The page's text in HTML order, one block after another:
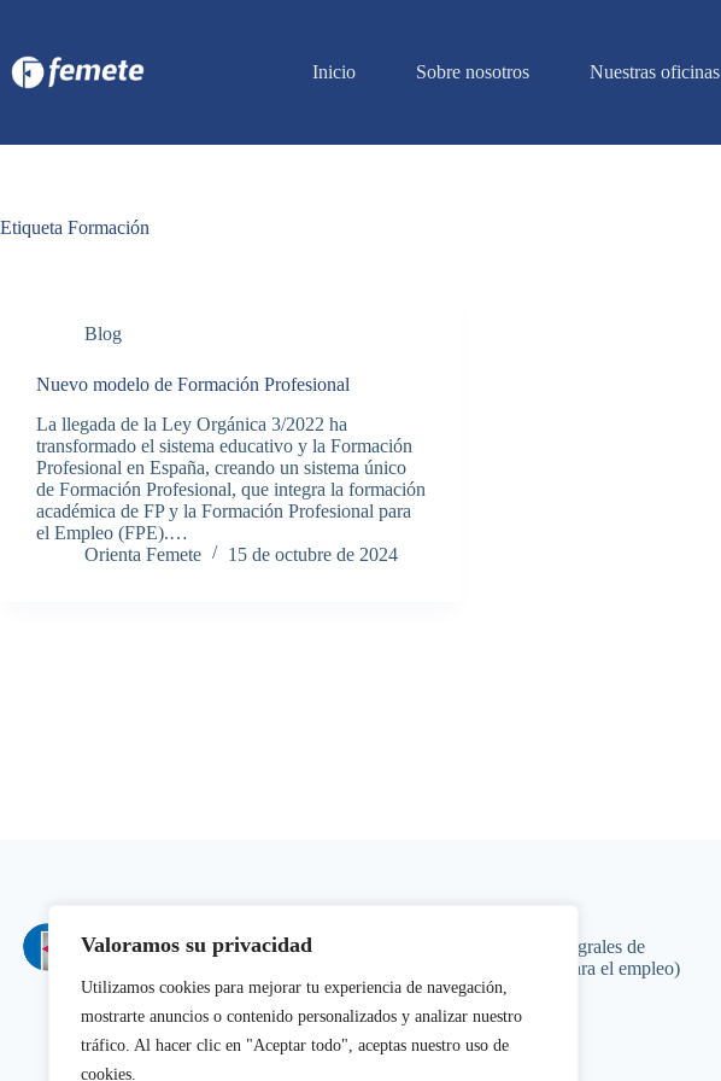
Valoramos su privacidad
Utilizamos cookies para mejorar tu experiencia de navegación,
mostrarte anuncios o contenido personalizados y analizar nuestro
tráfico. Al hacer clic en "Aceptar todo", aceptas nuestro uso de
cookies.
contenido
Inicio
Sobre nosotros Nuestras oficinas
Etiqueta Formación
Blog
Nuevo modelo de Formación Profesional
La llegada de la Ley Orgánica 3/2022 ha
transformado el sistema educativo y la Formación
Profesional en España, creando un sistema único
de Formación Profesional, que integra la formación
académica de FP y la Formación Profesional para
el Empleo (FPE).…
Orienta Femete
15 de octubre de 2024
Proyecto PIO (Planes Integrales de
Orientación profesional para el empleo)